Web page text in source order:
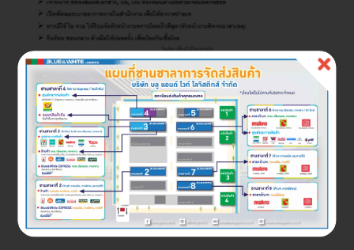
มาตรการป้องกันโควิด 19 ฉบับที่ 2
รายละเอียดเพิ่มเติม